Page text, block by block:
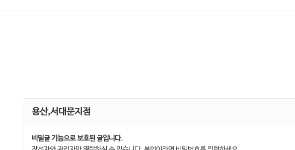
용산,서대문지점
비밀글 기능으로 보호된 글입니다.